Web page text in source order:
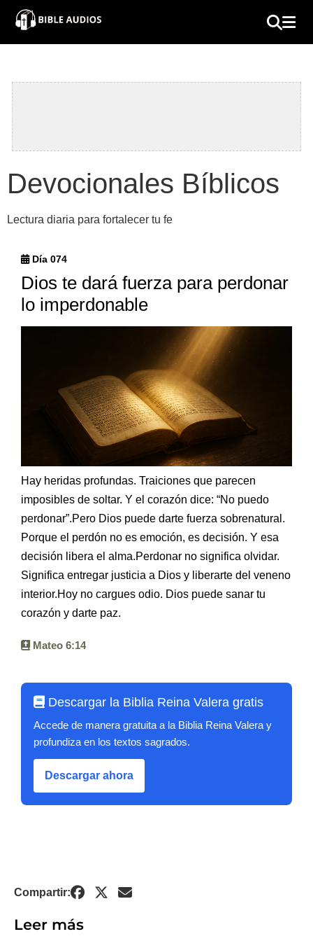
×
Download
L.O.A
Ebook
Devocionales Bíblicos
Lectura diaria para fortalecer tu fe
Día 074
Dios te dará fuerza para perdonar
lo imperdonable
Hay heridas profundas. Traiciones que parecen
imposibles de soltar. Y el corazón dice: “No puedo
perdonar”.Pero Dios puede darte fuerza sobrenatural.
Porque el perdón no es emoción, es decisión. Y esa
decisión libera el alma.Perdonar no significa olvidar.
Significa entregar justicia a Dios y liberarte del veneno
interior.Hoy no cargues odio. Dios puede sanar tu
corazón y darte paz.
Mateo 6:14
Descargar la Biblia Reina Valera gratis
Accede de manera gratuita a la Biblia Reina Valera y
profundiza en los textos sagrados.
Descargar ahora
Compartir:
Leer más